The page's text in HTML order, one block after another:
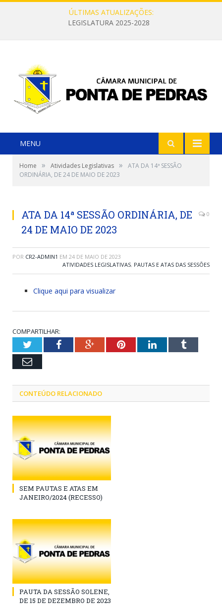
ÚLTIMAS ATUALIZAÇÕES:
LEGISLATURA 2025-2028
MENU
Home » Atividades Legislativas »
ATA DA 14ª SESSÃO
ORDINÁRIA, DE 24 DE MAIO DE 2023
ATA DA 14ª SESSÃO ORDINÁRIA, DE
24 DE MAIO DE 2023
0
POR CR2-ADMIN1 EM 24 DE MAIO DE 2023
ATIVIDADES LEGISLATIVAS, PAUTAS E ATAS DAS SESSÕES
Clique aqui para visualizar
COMPARTILHAR:
TwitterFacebookGoogle+PinterestLinkedInTumblr
Email
CONTEÚDO RELACIONADO
SEM PAUTAS E ATAS EM
JANEIRO/2024 (RECESSO)
PAUTA DA SESSÃO SOLENE,
DE 15 DE DEZEMBRO DE 2023